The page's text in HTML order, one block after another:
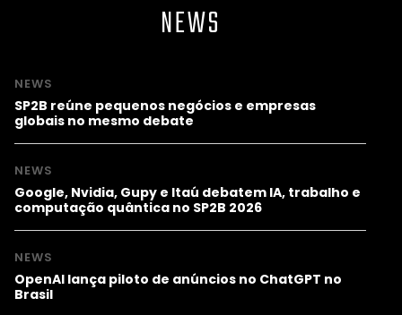
NEWS
NEWS
SP2B reúne pequenos negócios e empresas
globais no mesmo debate
NEWS
Google, Nvidia, Gupy e Itaú debatem IA, trabalho e
computação quântica no SP2B 2026
NEWS
OpenAI lança piloto de anúncios no ChatGPT no
Brasil